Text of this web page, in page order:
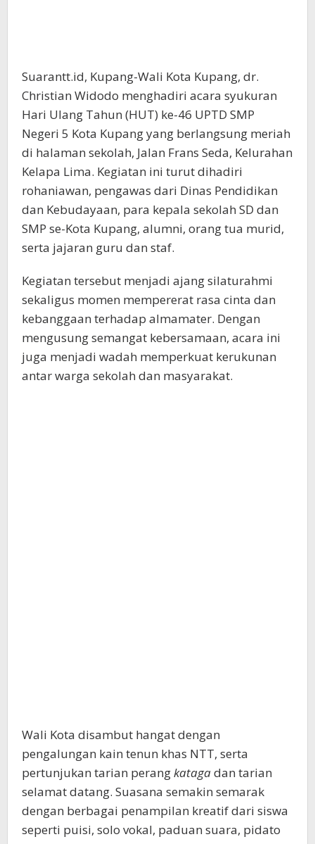
Suarantt.id, Kupang-Wali Kota Kupang, dr.
Christian Widodo menghadiri acara syukuran
Hari Ulang Tahun (HUT) ke-46 UPTD SMP
Negeri 5 Kota Kupang yang berlangsung meriah
di halaman sekolah, Jalan Frans Seda, Kelurahan
Kelapa Lima. Kegiatan ini turut dihadiri
rohaniawan, pengawas dari Dinas Pendidikan
dan Kebudayaan, para kepala sekolah SD dan
SMP se-Kota Kupang, alumni, orang tua murid,
serta jajaran guru dan staf.
Kegiatan tersebut menjadi ajang silaturahmi
sekaligus momen mempererat rasa cinta dan
kebanggaan terhadap almamater. Dengan
mengusung semangat kebersamaan, acara ini
juga menjadi wadah memperkuat kerukunan
antar warga sekolah dan masyarakat.
Wali Kota disambut hangat dengan
pengalungan kain tenun khas NTT, serta
pertunjukan tarian perangkatagadan tarian
selamat datang. Suasana semakin semarak
dengan berbagai penampilan kreatif dari siswa
seperti puisi, solo vokal, paduan suara, pidato